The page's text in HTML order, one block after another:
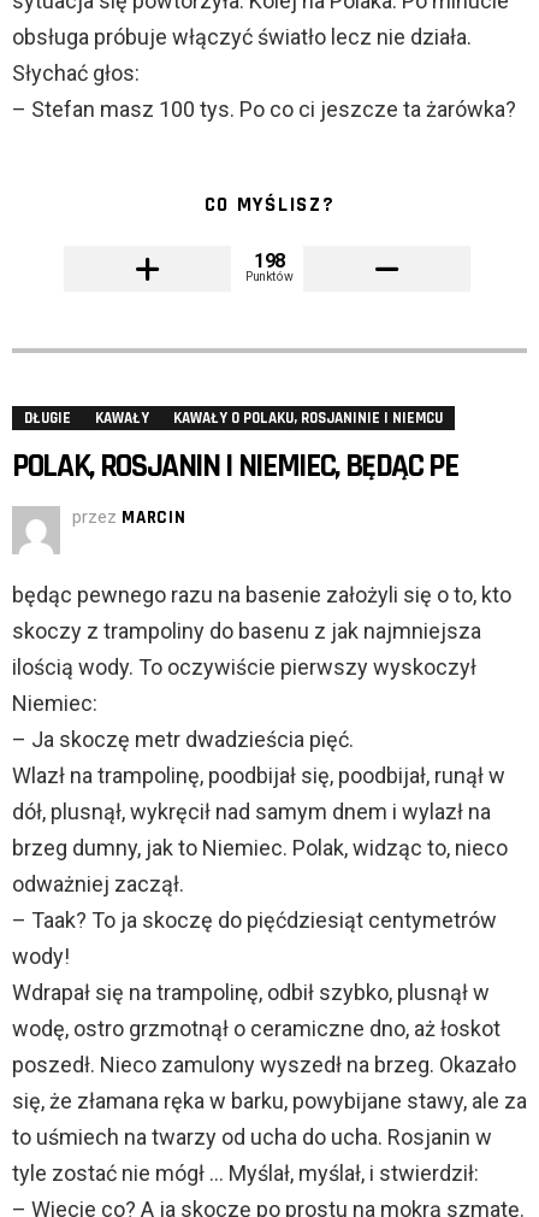
obsługa próbuje włączyć światło lecz nie działa.
Słychać głos:
– Stefan masz 100 tys. Po co ci jeszcze ta żarówka?
CO MYŚLISZ?
198
Punktów
DŁUGIE KAWAŁY KAWAŁY O POLAKU, ROSJANINIE I NIEMCU
POLAK, ROSJANIN I NIEMIEC, BĘDĄC PE
przez MARCIN
będąc pewnego razu na basenie założyli się o to, kto
skoczy z trampoliny do basenu z jak najmniejsza
ilością wody. To oczywiście pierwszy wyskoczył
Niemiec:
– Ja skoczę metr dwadzieścia pięć.
Wlazł na trampolinę, poodbijał się, poodbijał, runął w
dół, plusnął, wykręcił nad samym dnem i wylazł na
brzeg dumny, jak to Niemiec. Polak, widząc to, nieco
odważniej zaczął.
– Taak? To ja skoczę do pięćdziesiąt centymetrów
wody!
Wdrapał się na trampolinę, odbił szybko, plusnął w
wodę, ostro grzmotnął o ceramiczne dno, aż łoskot
poszedł. Nieco zamulony wyszedł na brzeg. Okazało
się, że złamana ręka w barku, powybijane stawy, ale za
to uśmiech na twarzy od ucha do ucha. Rosjanin w
tyle zostać nie mógł … Myślał, myślał, i stwierdził:
– Wiecie co? A ja skoczę po prostu na mokrą szmatę.